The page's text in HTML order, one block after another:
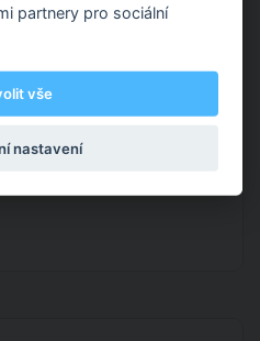
partnery pro sociální
vše
nastavení